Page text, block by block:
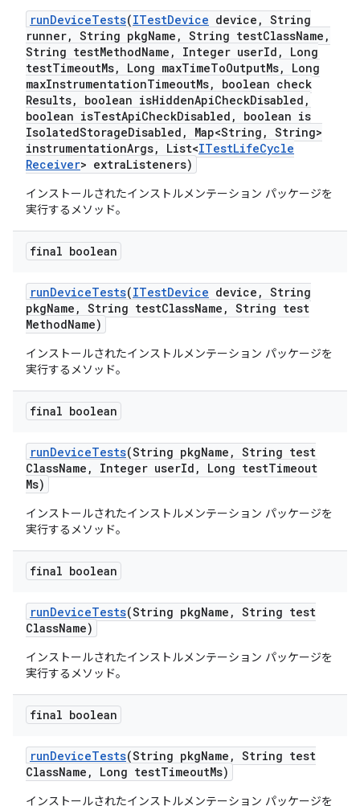
runDeviceTests(ITestDevice device , String
runner, String pkgName , String testClassName ,
String testMethodName , Integer userId ,
Long
testTimeoutMs, Long maxTimeToOutputMs,
Long
maxInstrumentationTimeoutMs,
boolean check
Results, boolean isHiddenApiCheckDisabled ,
boolean isTestApiCheckDisabled ,
boolean is
IsolatedStorageDisabled , Map<String , String>
instrumentationArgs, List<ITestLifeCycle
Receiver> extraListeners)
インストールされたインストルメンテーション パッケージを
実行するメソッド。
final boolean
runDeviceTests(ITestDevice device , String
pkgName , String testClassName , String test
MethodName)
インストールされたインストルメンテーション パッケージを
実行するメソッド。
final boolean
runDeviceTests(String pkgName , String test
ClassName , Integer userId , Long testTimeout
Ms)
インストールされたインストルメンテーション パッケージを
実行するメソッド。
final boolean
runDeviceTests(String pkgName , String test
ClassName)
インストールされたインストルメンテーション パッケージを
実行するメソッド。
final boolean
runDeviceTests(String pkgName , String test
ClassName , Long testTimeoutMs)
インストールされたインストルメンテーション パッケージを